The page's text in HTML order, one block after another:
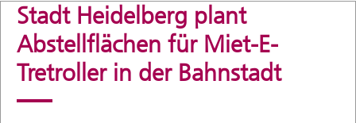
Stadt Heidelberg plant
Abstellflächen für Miet-E-
Tretroller in der Bahnstadt